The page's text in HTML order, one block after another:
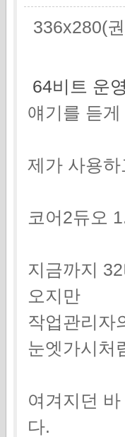
336x280(
64비트 운
얘기를 듣
제가 사용
코어2듀오
지금까지
오지만
작업관리자
눈엣가시처
여겨지던
다.